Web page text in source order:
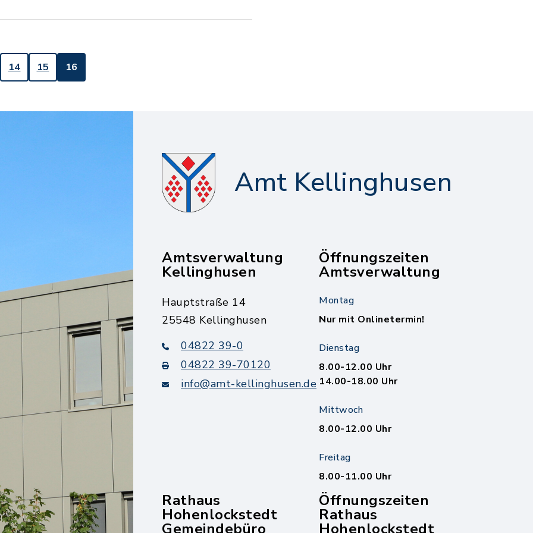
14 15 16
Amt Kellinghusen
Amtsverwaltung
Kellinghusen
Hauptstraße 14
25548 Kellinghusen
04822 39-0
04822 39-70120
info@amt-kellinghusen.de
Öffnungszeiten
Amtsverwaltung
Montag
Nur mit Onlinetermin!
Dienstag
8.00-12.00 Uhr
14.00-18.00 Uhr
Mittwoch
8.00-12.00 Uhr
Freitag
8.00-11.00 Uhr
Rathaus
Hohenlockstedt
Gemeindebüro
Öffnungszeiten
Rathaus
Hohenlockstedt